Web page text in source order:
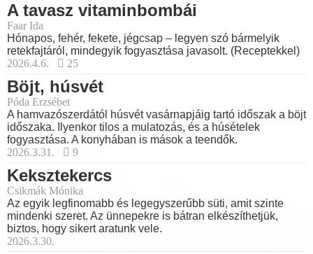
A tavasz vitaminbombái
Faar Ida
Hónapos, fehér, fekete, jégcsap – legyen szó bármelyik
retekfajtáról, mindegyik fogyasztása javasolt. (Receptekkel)
2026.4.6.
25
Böjt, húsvét
Póda Erzsébet
A hamvazószerdától húsvét vasárnapjáig tartó időszak a böjt
időszaka. Ilyenkor tilos a mulatozás, és a húsételek
fogyasztása. A konyhában is mások a teendők.
2026.3.31.
9
Keksztekercs
Csikmák Mónika
Az egyik legfinomabb és legegyszerűbb süti, amit szinte
mindenki szeret. Az ünnepekre is bátran elkészíthetjük,
biztos, hogy sikert aratunk vele.
2026.3.30.